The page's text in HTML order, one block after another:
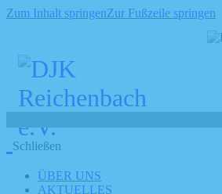
Zum Inhalt springenZur Fußzeile springen
Schließen
ÜBER UNS
AKTUELLES